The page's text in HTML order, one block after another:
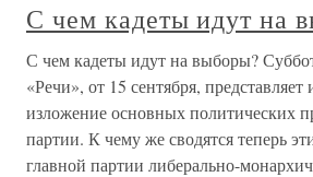
С чем кадеты идут на
С чем кадеты идут на выборы?
«Речи», от 15 сентября, представляет
изложение основных политических
партии. К чему же сводятся теперь
главной партии либерально-